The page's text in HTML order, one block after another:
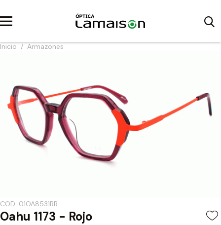
Inicio / Armazones
COD: 01OA8531RR
Oahu 1173 - Rojo